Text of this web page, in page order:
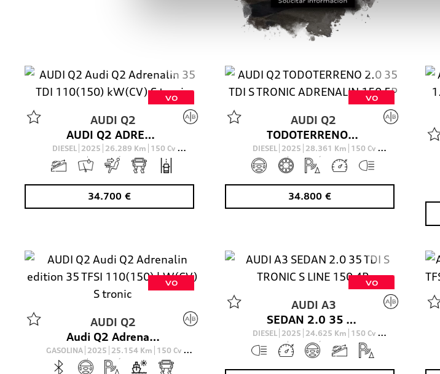
VO
AUDI Q2
AUDI Q2 ADRENALIN 35 TDI 110(150) KW(CV) S TRONIC
DIESEL 2025 26.289 Km 150 Cv
AUTOMÁTICO
34.700 €
VO
AUDI Q2
TODOTERRENO 2.0 35 TDI S TRONIC ADRENALIN 150 5P
DIESEL 2025 28.361 Km 150 Cv
AUTOMÁTICO
34.800 €
VO
AUDI Q2
Audi Q2 Adrenalin edition 35 TFSI 110(150) kW(CV) S tronic
GASOLINA 2025 25.154Km 150 Cv
AUTOMÁTICO
VO
AUDI A3
SEDAN 2.0 35 TDI S TRONIC S LINE 150 4P
DIESEL 2025 24.625 Km 150 Cv
AUTOMÁTICO